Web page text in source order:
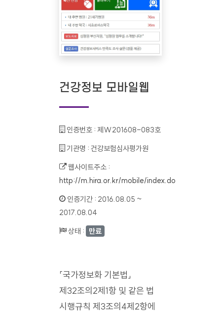
건강정보 모바일웹
인증번호 : 제W201608-083호
기관명 : 건강보험심사평가원
웹사이트주소 :
http://m.hira.or.kr/mobile/index.do
인증기간 : 2016.08.05 ~
2017.08.04
상태 : 만료
「국가정보화 기본법」
제32조의2제1항 및 같은 법
시행규칙 제3조의4제2항에